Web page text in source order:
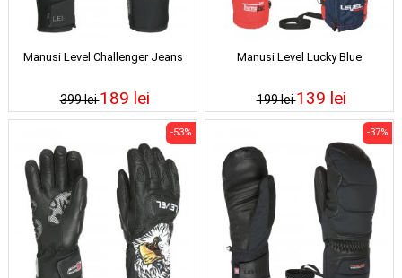
Manusi Level Challenger Jeans
399 lei189 lei
Manusi Level Lucky Blue
199 lei139 lei
-53% -37%